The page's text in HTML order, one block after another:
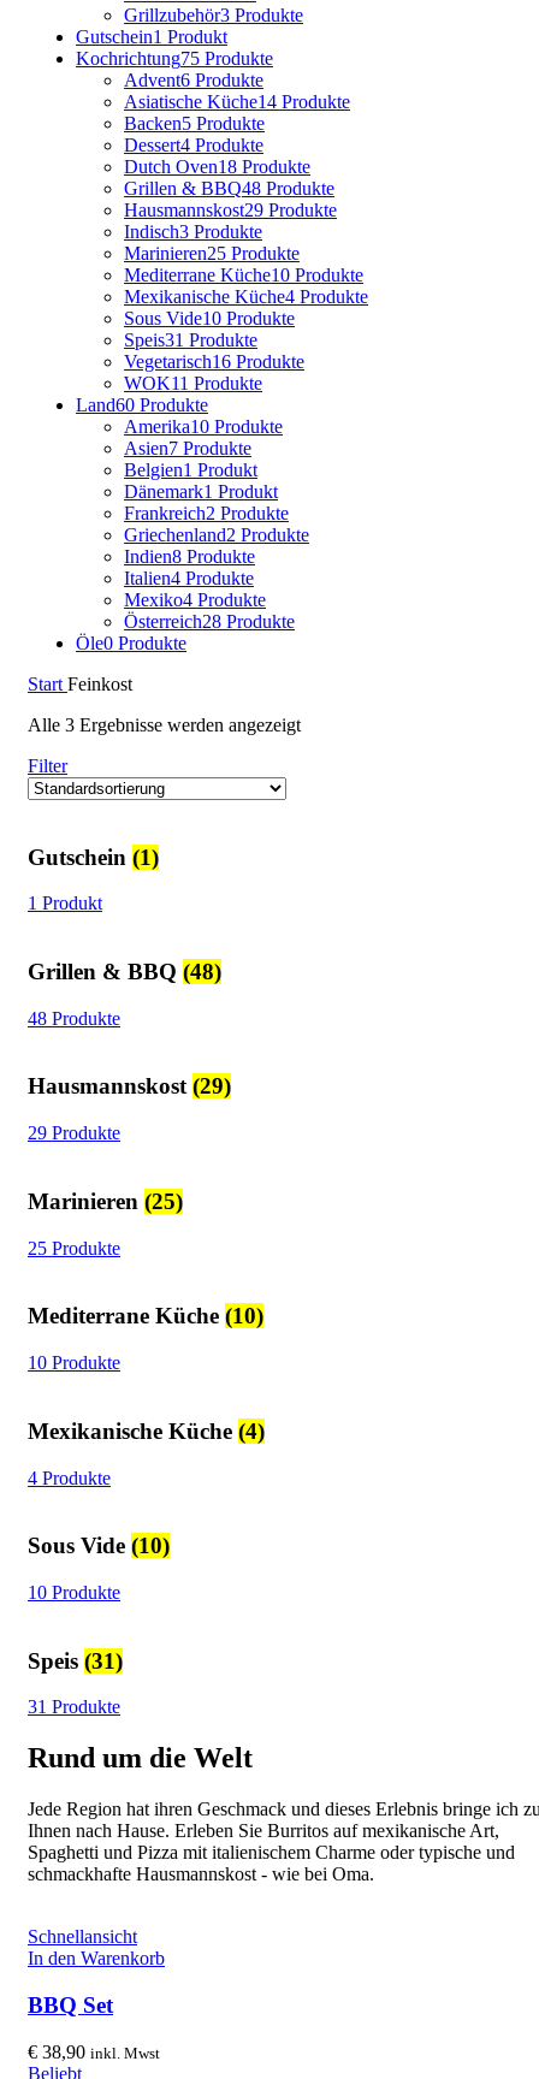
Grillzubehör3 Produkte
Gutschein1 Produkt
Kochrichtung75 Produkte
Advent6 Produkte
Asiatische Küche14 Produkte
Backen5 Produkte
Dessert4 Produkte
Dutch Oven18 Produkte
Grillen & BBQ48 Produkte
Hausmannskost29 Produkte
Indisch3 Produkte
Marinieren25 Produkte
Mediterrane Küche10 Produkte
Mexikanische Küche4 Produkte
Sous Vide10 Produkte
Speis31 Produkte
Vegetarisch16 Produkte
WOK11 Produkte
Land60 Produkte
Amerika10 Produkte
Asien7 Produkte
Belgien1 Produkt
Dänemark1 Produkt
Frankreich2 Produkte
Griechenland2 Produkte
Indien8 Produkte
Italien4 Produkte
Mexiko4 Produkte
Österreich28 Produkte
Öle0 Produkte
Start Feinkost
Alle 3 Ergebnisse werden angezeigt
Filter
Gutschein (1)
1 Produkt
Grillen & BBQ (48)
48 Produkte
Hausmannskost(29)
29 Produkte
Marinieren (25)
25 Produkte
Mediterrane Küche (10)
10 Produkte
Mexikanische Küche (4)
4 Produkte
Sous Vide (10)
10 Produkte
Speis (31)
31 Produkte
Rund um die Welt
Jede Region hat ihren Geschmack und dieses Erlebnis bringe ich
Ihnen nach Hause. Erleben Sie Burritos auf mexikanische Art,
Spaghetti und Pizza mit italienischem Charme oder typische und
schmackhafte Hausmannskost - wie bei Oma.
Schnellansicht
In den Warenkorb
BBQ Set
€ 38,90 inkl. Mwst
Beliebt